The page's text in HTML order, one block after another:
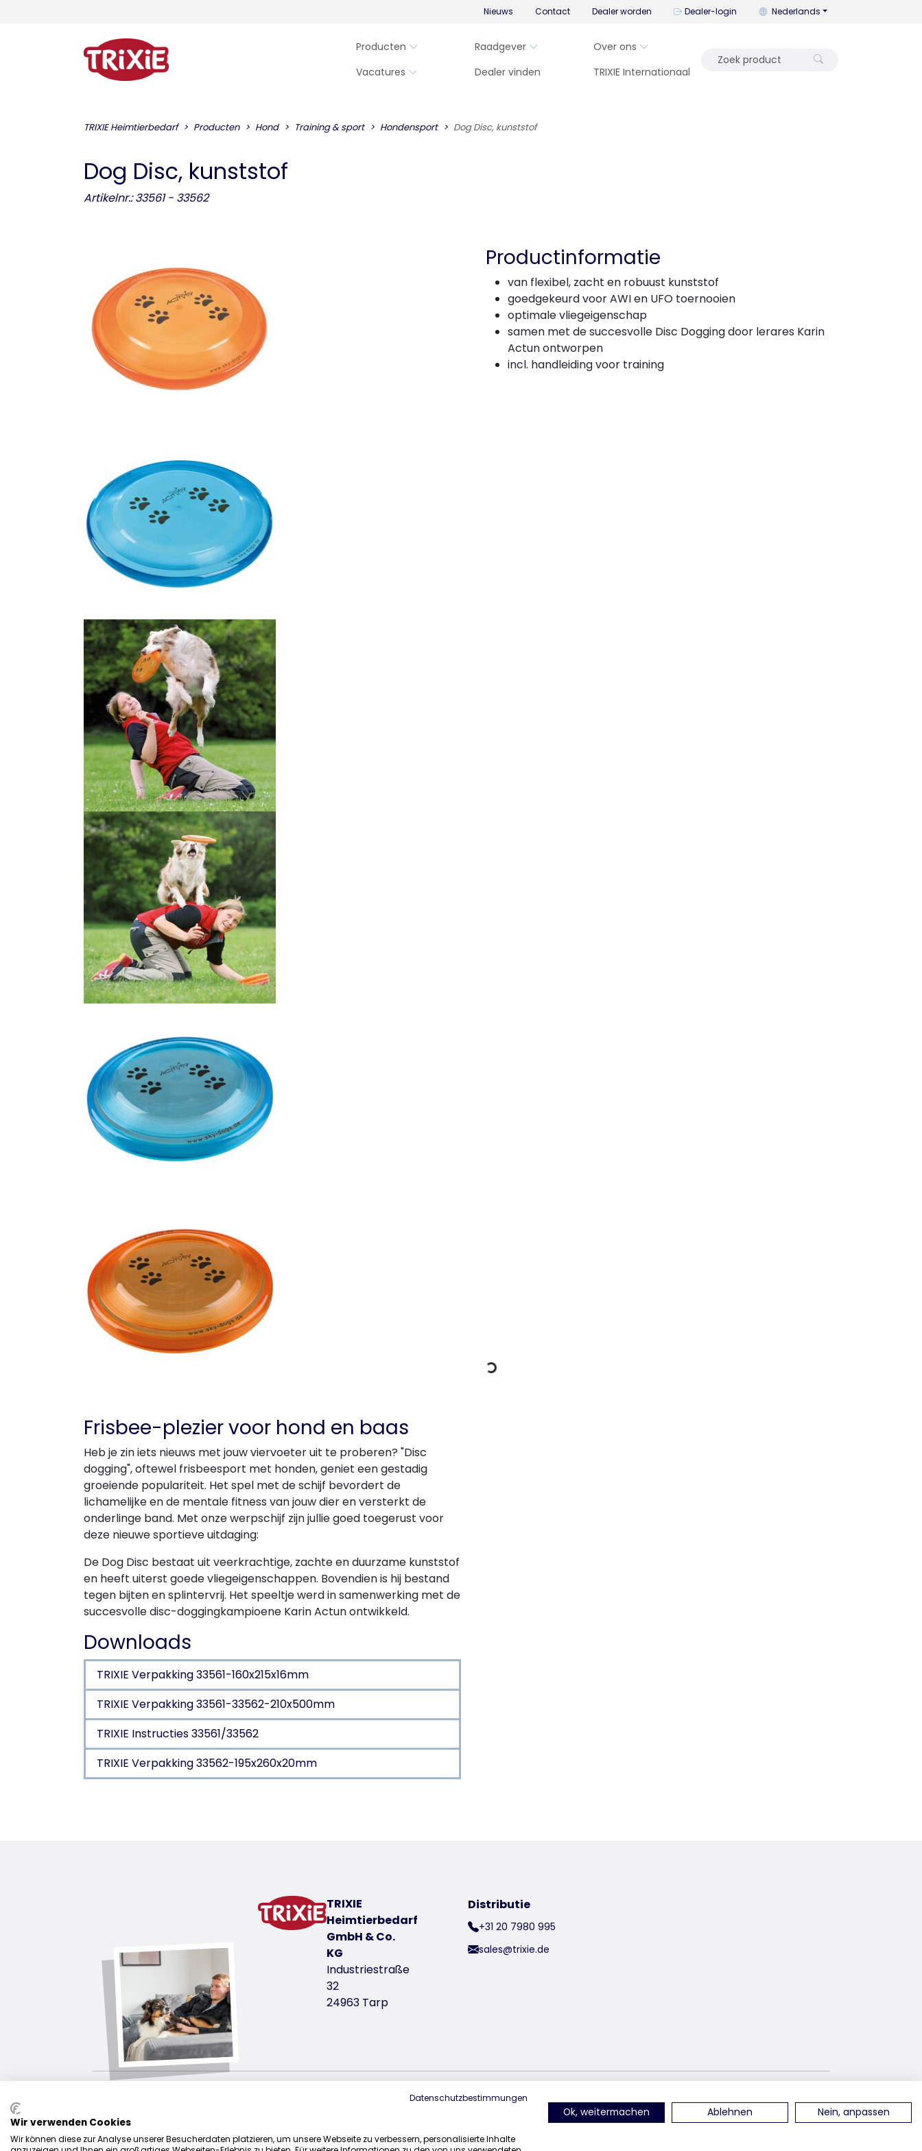
Nieuws Contact Dealer worden Dealer-login U kunt de taal wijzigen met dit
Nederlands
Producten Raadgever
Over ons
Vacatures
Dealer vinden TRIXIE Internationaal
TRIXIE Heimtierbedarf Producten Hond Training & sport Hondensport Dog Disc, kunststof
Dog Disc, kunststof
Artikelnr.: 33561 - 33562
Productinformatie
van flexibel, zacht en robuust kunststof
goedgekeurd voor AWI en UFO toernooien
optimale vliegeigenschap
samen met de succesvolle Disc Dogging door lerares Karin
Actun ontworpen
incl. handleiding voor training
Gegevens laden
Frisbee-plezier voor hond en baas
Heb je zin iets nieuws met jouw viervoeter uit te proberen? "Disc
dogging", oftewel frisbeesport met honden, geniet een gestadig
groeiende populariteit. Het spel met de schijf bevordert de
lichamelijke en de mentale fitness van jouw dier en versterkt de
onderlinge band. Met onze werpschijf zijn jullie goed toegerust voor
deze nieuwe sportieve uitdaging:
De Dog Disc bestaat uit veerkrachtige, zachte en duurzame kunststof
en heeft uiterst goede vliegeigenschappen. Bovendien is hij bestand
tegen bijten en splintervrij. Het speeltje werd in samenwerking met de
succesvolle disc-doggingkampioene Karin Actun ontwikkeld.
Downloads
TRIXIE Verpakking 33561-160x215x16mm
TRIXIE Verpakking 33561-33562-210x500mm
TRIXIE Instructies 33561/33562
TRIXIE Verpakking 33562-195x260x20mm
samen met de succesvolle Disc Dogging door lerares Karin Actun ontworpen
productvariant
productvariant: uniek productnummer 33561
Afmetingen
ø 19 cm
Kleur
diverse
Afmetingen
ø 23 cm
TRIXIE
Heimtierbedarf
GmbH & Co.
KG
Industriestraße
32
24963 Tarp
Distributie
+31 20 7980 995
sales@trixie.de
vind ons op Instagramvind ons op Facebookvind ons op Pinterestvind ons op YouTube
Datenschutzbestimmungen
Wir verwenden Cookies
Wir können diese zur Analyse unserer Besucherdaten platzieren, um unsere Webseite zu verbessern, personalisierte Inhalte
Ok, weitermachen Ablehnen Nein, anpassen